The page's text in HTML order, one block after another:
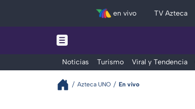
en vivo TV Azteca
Noticias Turismo Viral y Tendencia
Azteca UNO En vivo